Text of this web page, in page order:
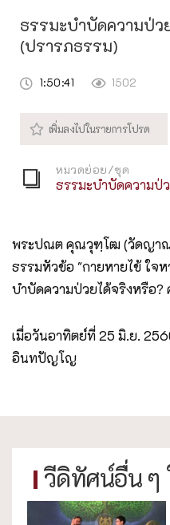
ธรรมะบำบัดความป่ว
(ปรารภธรรม)
1:50:41 1502
หมวดย่อย/ชุด
ธรรมะบำบัดความป่
พระปณต คุณวุฑฺโฒ (วัดญาณ
ธรรมหัวข้อ "กายหายไข้ ใจ
บำบัดความป่วยได้จริงหรือ?
เมื่อวันอาทิตย์ที่ 25 มิ.ย.
อินทปัญโญ
วีดิทัศน์อื่น ๆ